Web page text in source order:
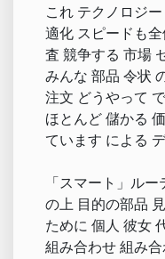
これ テクノロジ
適化 スピードも
査 競争する 市場
みんな 部品 令状
注文 どうやって
ほとんど 儲かる
ています による
「スマート」ル
の上 目的の部品
ために 個人 彼女
組み合わせ 組み